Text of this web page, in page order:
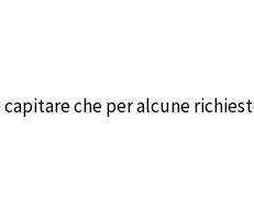
che per alcune